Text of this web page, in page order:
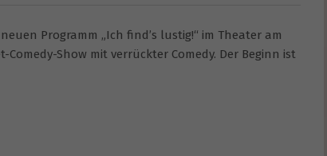
Programm „Ich find’s lustig!“ im Theater am
Comedy-Show mit verrückter Comedy. Der Beginn ist